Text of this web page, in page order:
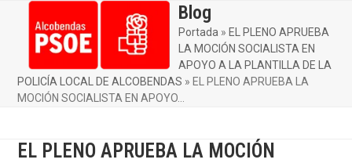
contentmobile
menu
mobile
menu
Blog
Portada » EL PLENO APRUEBA
LA MOCIÓN SOCIALISTA EN
APOYO A LA PLANTILLA DE LA
POLICÍA LOCAL DE ALCOBENDAS » EL PLENO APRUEBA LA
MOCIÓN SOCIALISTA EN APOYO…
EL PLENO APRUEBA LA MOCIÓN